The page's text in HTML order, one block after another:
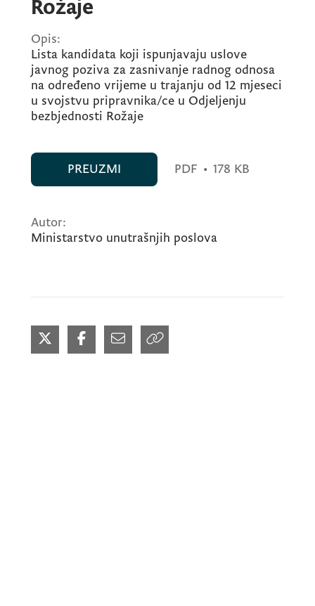
Rožaje
Opis:
Lista kandidata koji ispunjavaju uslove
javnog poziva za zasnivanje radnog odnosa
na određeno vrijeme u trajanju od 12 mjeseci
u svojstvu pripravnika/ce u Odjeljenju
bezbjednosti Rožaje
Autor:
Ministarstvo unutrašnjih poslova
PREUZMI PDF • 178 KB